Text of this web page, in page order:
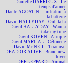
Danielle DARRIEUX - Le
temps d'aimer
Dante AGOSTINI - Initiation à
la batterie
David HALLYDAY - Ooh la la
David HALLYDAY - Wanna
take my time
David KOVEN - Afrique
David MARTIAL - Célimène
David Mc NEIL - Tiramisu
DEAD OR ALIVE - Brand new
lover
DEF LEPPARD - Animal